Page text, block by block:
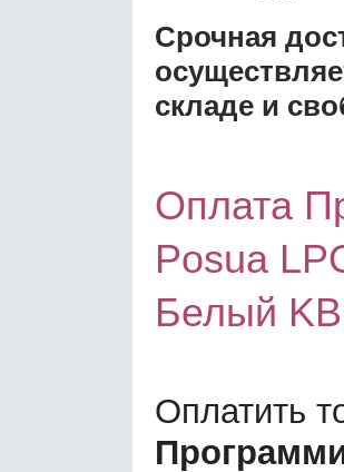
Срочная
складе и
Оплата
Posua
Белый KB
Оплатить